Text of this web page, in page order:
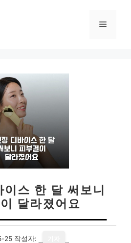
메
스 한 달 써보니
달라졌어요
25 작성자: